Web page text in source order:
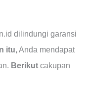
dilindungi garansi
itu,Anda mendapat
Berikut cakupan